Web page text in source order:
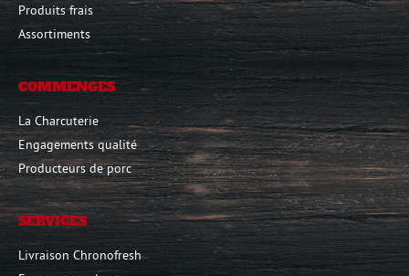
Produits frais
Assortiments
COMMENGES
La Charcuterie
Engagements qualité
Producteurs de porc
SERVICES
Livraison Chronofresh